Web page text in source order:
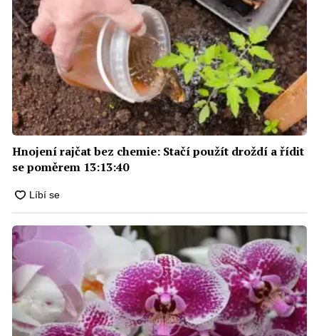
Hnojení rajčat bez chemie: Stačí použít droždí a řídit
se poměrem 13:13:40